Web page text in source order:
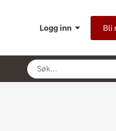
Logg inn Bli